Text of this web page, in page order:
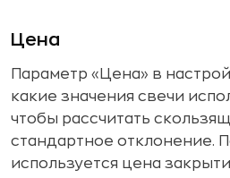
Цена
Параметр «Цена» в
какие значения свечи
чтобы рассчитать
стандартное отклонение.
используется цена